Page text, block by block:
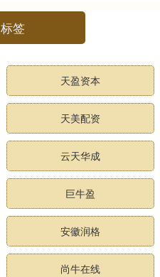
签
天盈资本
天美配资
云天华成
巨牛盈
安徽润格
尚牛在线